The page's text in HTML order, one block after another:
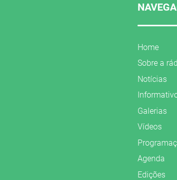
Home
Sobre a
Notícias
Galerias
Vídeos
Agenda
Edições